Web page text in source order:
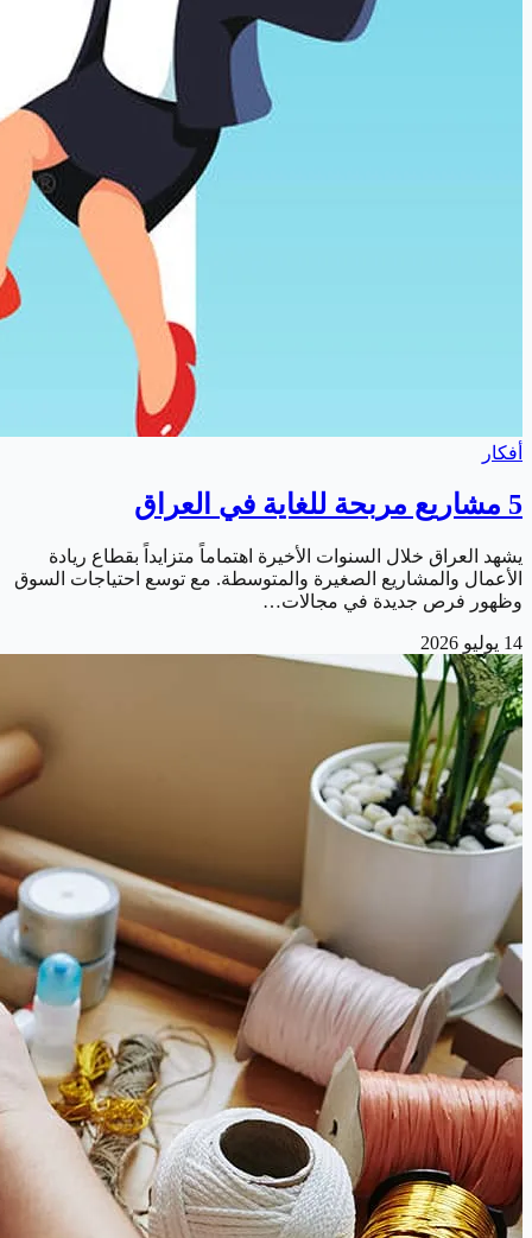
أفكار
5 مشاريع مربحة للغاية في العراق
يشهد العراق خلال السنوات الأخيرة اهتماماً متزايداً بقطاع ريادة
الأعمال والمشاريع الصغيرة والمتوسطة. مع توسع احتياجات السوق
وظهور فرص جديدة في مجالات…
14 يوليو 2026